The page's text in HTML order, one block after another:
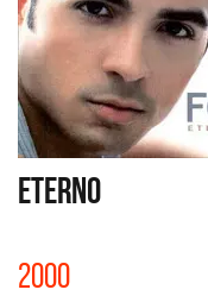
ETERNO
2000